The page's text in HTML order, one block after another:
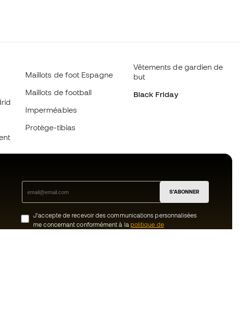
Maillots de foot Espagne
Maillots de football
Imperméables
Protège-tibias
Vêtements de gardien de
but
Black Friday
S'ABONNER
J’accepte de recevoir des communications personnalisées
me concernant conformément à la politique de